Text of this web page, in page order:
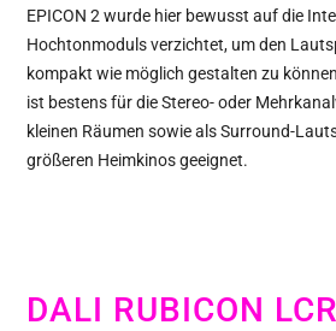
EPICON 2 wurde hier bewusst auf die
Hochtonmoduls verzichtet, um den
kompakt wie möglich gestalten zu
ist bestens für die Stereo- oder
kleinen Räumen sowie als Surround-
größeren Heimkinos geeignet.
DALI RUBICON LCR